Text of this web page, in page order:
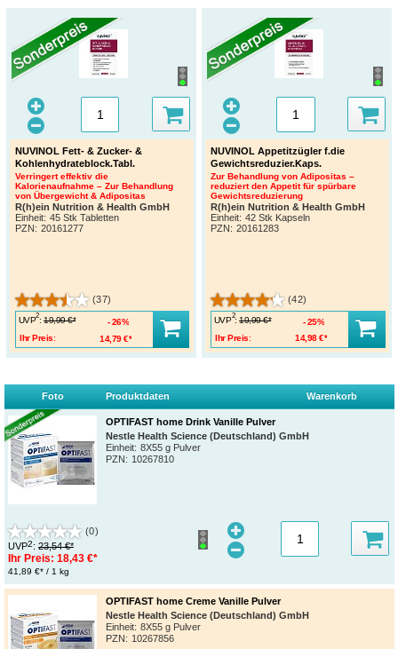
NUVINOL Fett- & Zucker- &
Kohlenhydrateblock.Tabl.
Verringert effektiv die
Kalorienaufnahme – Zur Behandlung
von Übergewicht & Adipositas
R(h)ein Nutrition & Health GmbH
Einheit: 45 Stk Tabletten
PZN : 20161277
(37)
UVP
2
: 19,99 €*
Ihr Preis:
14,79 €*
26%
NUVINOL Appetitzügler f.die
Gewichtsreduzier.Kaps.
Zur Behandlung von Adipositas –
reduziert den Appetit für spürbare
Gewichtsreduzierung
R(h)ein Nutrition & Health GmbH
Einheit: 42 Stk Kapseln
PZN : 20161283
(42)
UVP
2
: 19,99 €*
Ihr Preis:
14,98 €*
25%
Foto Produktdaten Warenkorb
OPTIFAST home Drink Vanille Pulver
Nestle Health Science (Deutschland) GmbH
Einheit: 8X55 g Pulver
PZN: 10267810
(0)
UVP2: 23,54 €*
Ihr Preis: 18,43 €*
41,89 €* / 1 kg
OPTIFAST home Creme Vanille Pulver
Nestle Health Science (Deutschland) GmbH
Einheit: 8X55 g Pulver
PZN: 10267856